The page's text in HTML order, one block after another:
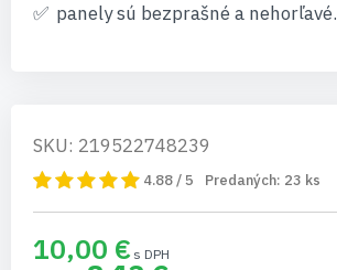
panely sú bezprašné a nehorľavé.
SKU: 219522748239
4.88 / 5 Predaných: 23 ks
10,00 €